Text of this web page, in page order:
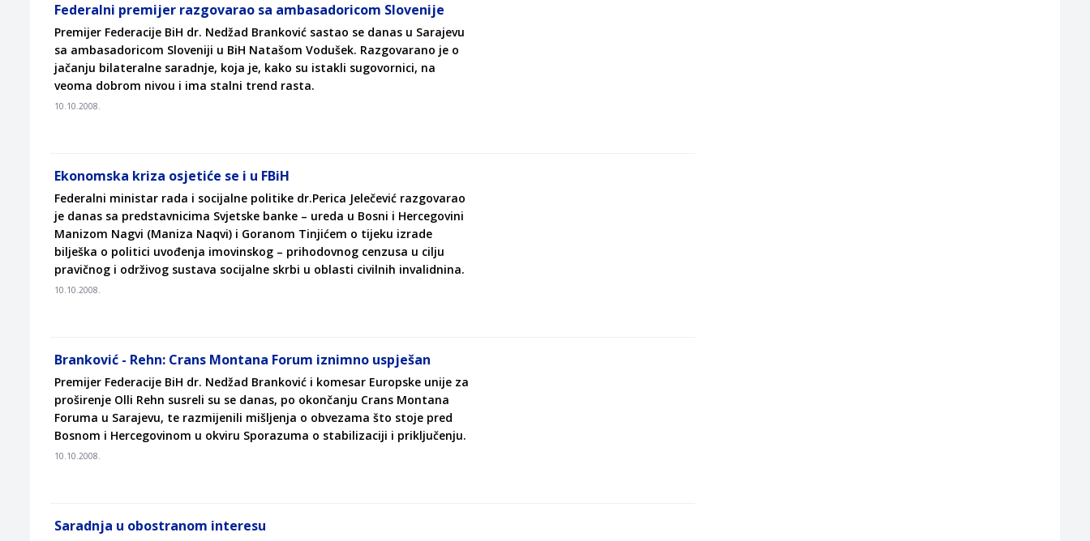
Federalni premijer razgovarao sa ambasadoricom Slovenije
Premijer Federacije BiH dr. Nedžad Branković sastao se danas u Sarajevu
sa ambasadoricom Sloveniji u BiH Natašom Vodušek. Razgovarano je o
jačanju bilateralne saradnje, koja je, kako su istakli sugovornici, na
veoma dobrom nivou i ima stalni trend rasta.
10.10.2008.
Ekonomska kriza osjetiće se i u FBiH
Federalni ministar rada i socijalne politike dr.Perica Jelečević razgovarao
je danas sa predstavnicima Svjetske banke – ureda u Bosni i Hercegovini
Manizom Nagvi (Maniza Naqvi) i Goranom Tinjićem o tijeku izrade
bilješka o politici uvođenja imovinskog – prihodovnog cenzusa u cilju
pravičnog i održivog sustava socijalne skrbi u oblasti civilnih invalidnina.
10.10.2008.
Branković - Rehn: Crans Montana Forum iznimno uspješan
Premijer Federacije BiH dr. Nedžad Branković i komesar Europske unije za
proširenje Olli Rehn susreli su se danas, po okončanju Crans Montana
Foruma u Sarajevu, te razmijenili mišljenja o obvezama što stoje pred
Bosnom i Hercegovinom u okviru Sporazuma o stabilizaciji i priključenju.
10.10.2008.
Saradnja u obostranom interesu